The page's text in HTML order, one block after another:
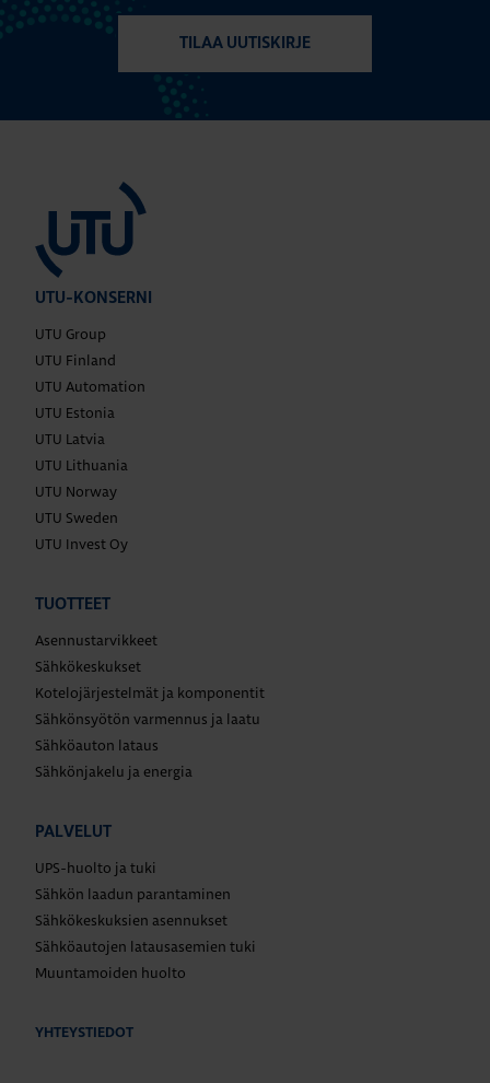
TILAA UUTISKIRJE
UTU-KONSERNI
UTU Group
UTU Finland
UTU Automation
UTU Estonia
UTU Latvia
UTU Lithuania
UTU Norway
UTU Sweden
UTU Invest Oy
TUOTTEET
Asennustarvikkeet
Sähkökeskukset
Kotelojärjestelmät ja komponentit
Sähkönsyötön varmennus ja laatu
Sähköauton lataus
Sähkönjakelu ja energia
PALVELUT
UPS-huolto ja tuki
Sähkön laadun parantaminen
Sähkökeskuksien asennukset
Sähköautojen latausasemien tuki
Muuntamoiden huolto
YHTEYSTIEDOT